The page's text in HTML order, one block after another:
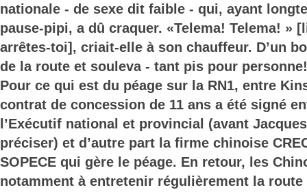
nationale - de sexe dit faible - qui, ayant
pause-pipi, a dû craquer. «Telema! Telema! »
arrêtes-toi], criait-elle à son chauffeur. D’un
de la route et souleva - tant pis pour
Pour ce qui est du péage sur la RN1, entre
contrat de concession de 11 ans a été signé
l’Exécutif national et provincial (avant
préciser) et d’autre part la firme chinoise
SOPECE qui gère le péage. En retour, les
notamment à entretenir régulièrement la